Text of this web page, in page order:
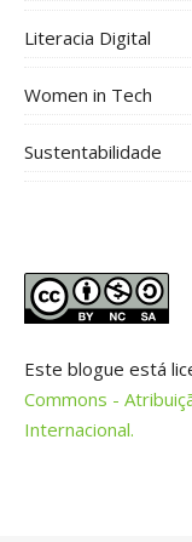
Literacia Digital
Women in Tech
Sustentabilidade
Este blogue está
Commons -
Internacional.